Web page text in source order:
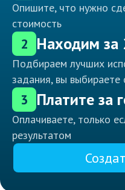
Опишите, что нужно
стоимость
2 Находим за
Подбираем лучших
задания, вы выбираете
3 Платите за
Оплачиваете, только
результатом